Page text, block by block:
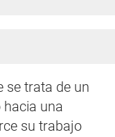
se trata de un
hacia una
su trabajo